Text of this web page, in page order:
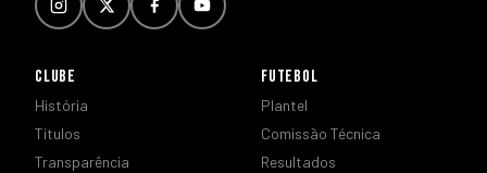
CLUBE
História
Títulos
Transparência
FUTEBOL
Plantel
Comissão Técnica
Resultados